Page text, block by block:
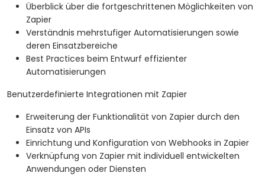
Überblick über die fortgeschrittenen Möglichkeiten von
Zapier
Verständnis mehrstufiger Automatisierungen sowie
deren Einsatzbereiche
Best Practices beim Entwurf effizienter
Automatisierungen
Benutzerdefinierte Integrationen mit Zapier
Erweiterung der Funktionalität von Zapier durch den
Einsatz von APIs
Einrichtung und Konfiguration von Webhooks in Zapier
Verknüpfung von Zapier mit individuell entwickelten
Anwendungen oder Diensten